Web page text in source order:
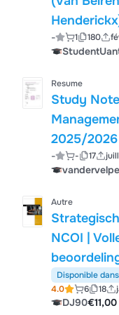
- 1 180
Resume
Study
2025/2026
- - 17
Autre
NCOI |
Disponible
4.0
6 18
DJ90€11,00